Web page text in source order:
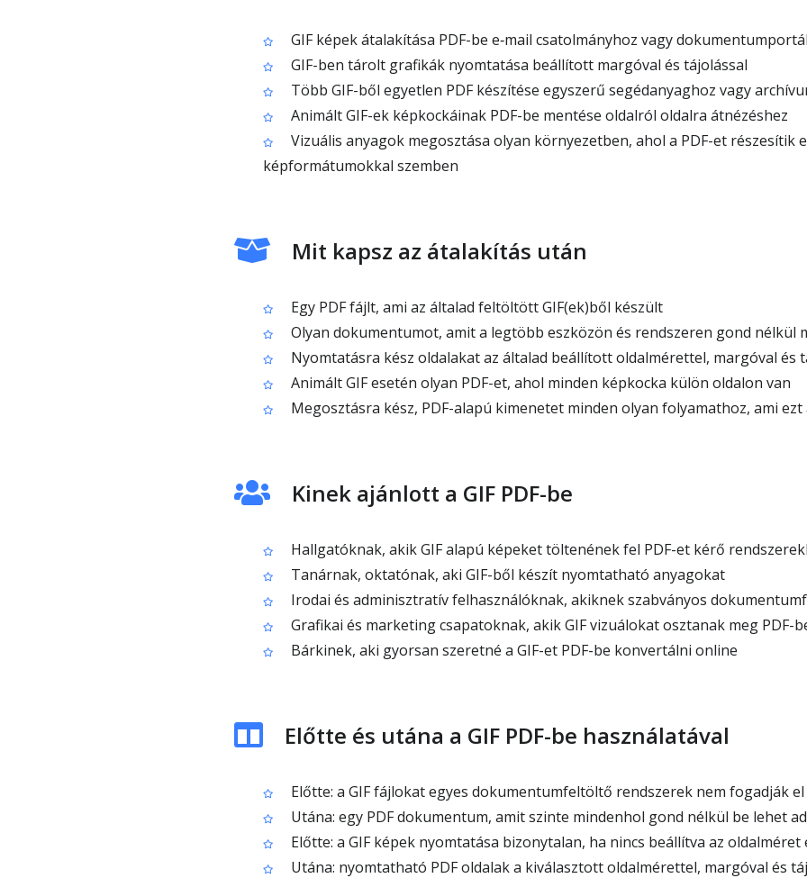
GIF képek átalakítása PDF-be e‑mail csatolmányhoz vagy
GIF-ben tárolt grafikák nyomtatása beállított margóval és tájolással
Több GIF-ből egyetlen PDF készítése egyszerű segédanyaghoz vagy
Animált GIF-ek képkockáinak PDF-be mentése oldalról oldalra átnézéshez
Vizuális anyagok megosztása olyan környezetben, ahol a PDF-et részesítik
képformátumokkal szemben
Mit kapsz az átalakítás után
Egy PDF fájlt, ami az általad feltöltött GIF(ek)ből készült
Olyan dokumentumot, amit a legtöbb eszközön és rendszeren gond nélkül
Nyomtatásra kész oldalakat az általad beállított oldalmérettel, margóval és
Animált GIF esetén olyan PDF-et, ahol minden képkocka külön oldalon van
Megosztásra kész, PDF-alapú kimenetet minden olyan folyamathoz, ami
Kinek ajánlott a GIF PDF-be
Hallgatóknak, akik GIF alapú képeket töltenének fel PDF-et kérő
Tanárnak, oktatónak, aki GIF-ből készít nyomtatható anyagokat
Irodai és adminisztratív felhasználóknak, akiknek szabványos
Grafikai és marketing csapatoknak, akik GIF vizuálokat osztanak meg PDF-
Bárkinek, aki gyorsan szeretné a GIF-et PDF-be konvertálni online
Előtte és utána a GIF PDF-be használatával
Előtte: a GIF fájlokat egyes dokumentumfeltöltő rendszerek nem fogadják el
Utána: egy PDF dokumentum, amit szinte mindenhol gond nélkül be lehet
Előtte: a GIF képek nyomtatása bizonytalan, ha nincs beállítva az oldalméret
Utána: nyomtatható PDF oldalak a kiválasztott oldalmérettel, margóval és